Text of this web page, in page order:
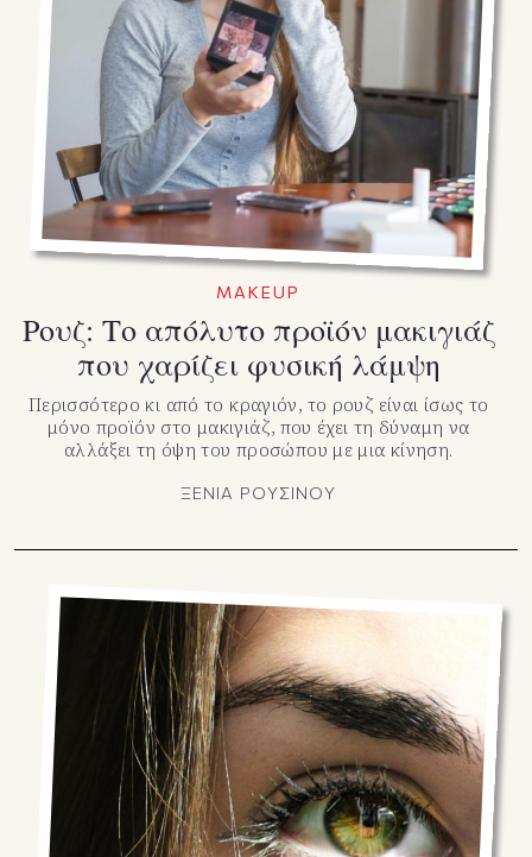
MAKEUP
Ρουζ: Το απόλυτο προϊόν μακιγιάζ
που χαρίζει φυσική λάμψη
Περισσότερο κι από το κραγιόν, το ρουζ είναι ίσως το
μόνο προϊόν στο μακιγιάζ, που έχει τη δύναμη να
αλλάξει τη όψη του προσώπου με μια κίνηση.
ΞΕΝΙΑ ΡΟΥΣΙΝΟΥ